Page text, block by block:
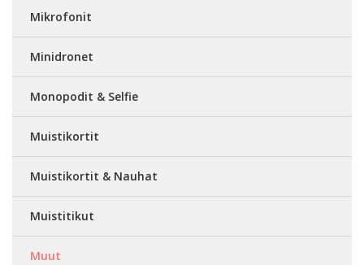
Mikrofonit
Minidronet
Monopodit & Selfie
Muistikortit
Muistikortit & Nauhat
Muistitikut
Muut